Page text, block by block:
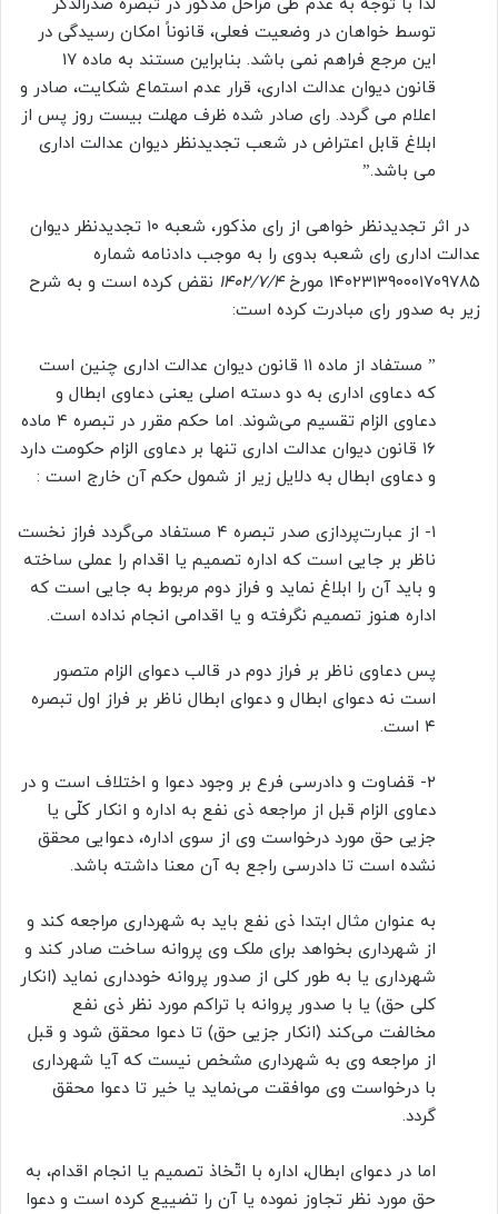
لذا با توجه به عدم طی مراحل مذکور در تبصره صدرالذکر
توسط خواهان در وضعیت فعلی، قانوناً امکان رسیدگی در
این مرجع فراهم نمی باشد. بنابراین مستند به ماده ۱۷
قانون دیوان عدالت اداری، قرار عدم استماع شکایت، صادر و
اعلام می گردد. رای صادر شده ظرف مهلت بیست روز پس از
ابلاغ قابل اعتراض در شعب تجدیدنظر دیوان عدالت اداری
می باشد.”
در اثر تجدیدنظر خواهی از رای مذکور، شعبه ۱۰ تجدیدنظر دیوان
عدالت اداری رای شعبه بدوی را به موجب دادنامه شماره
۱۴۰۲۳۱۳۹۰۰۰۱۷۰۹۷۸۵ مورخ
۱۴۰۲/۷/۴ نقض کرده است و به شرح
زیر به صدور رای مبادرت کرده است:
” مستفاد از ماده ۱۱ قانون دیوان عدالت اداری چنین است
که دعاوی اداری به دو دسته اصلی یعنی دعاوی ابطال و
دعاوی الزام تقسیم می‌شوند. اما حکم مقرر در تبصره ۴ ماده
۱۶ قانون دیوان عدالت اداری تنها بر دعاوی الزام حکومت دارد
و دعاوی ابطال به دلایل زیر از شمول حکم آن خارج است :
۱- از عبارت‌پردازی صدر تبصره ۴ مستفاد می‌گردد فراز نخست
ناظر بر جایی است که اداره تصمیم یا اقدام را عملی ساخته
و باید آن را ابلاغ نماید و فراز دوم مربوط به جایی است که
اداره هنوز تصمیم نگرفته و یا اقدامی انجام نداده است.
پس دعاوی ناظر بر فراز دوم در قالب دعوای الزام متصور
است نه دعوای ابطال و دعوای ابطال ناظر بر فراز اول تبصره
۴ است.
۲- قضاوت و دادرسی فرع بر وجود دعوا و اختلاف است و در
دعاوی الزام قبل از مراجعه ذی نفع به اداره و انکار کلّی یا
جزیی حق مورد درخواست وی از سوی اداره، دعوایی محقق
نشده است تا دادرسی راجع به آن معنا داشته باشد.
به عنوان مثال ابتدا ذی نفع باید به شهرداری مراجعه کند و
از شهرداری بخواهد برای ملک وی پروانه ساخت صادر کند و
شهرداری یا به طور کلی از صدور پروانه خودداری نماید (انکار
کلی حق) یا با صدور پروانه با تراکم مورد نظر ذی نفع
مخالفت می‌کند (انکار جزیی حق) تا دعوا محقق شود و قبل
از مراجعه وی به شهرداری مشخص نیست که آیا شهرداری
با درخواست وی موافقت می‌نماید یا خیر تا دعوا محقق
گردد.
اما در دعوای ابطال، اداره با اتّخاذ تصمیم یا انجام اقدام، به
حق مورد نظر تجاوز نموده یا آن را تضییع کرده است و دعوا